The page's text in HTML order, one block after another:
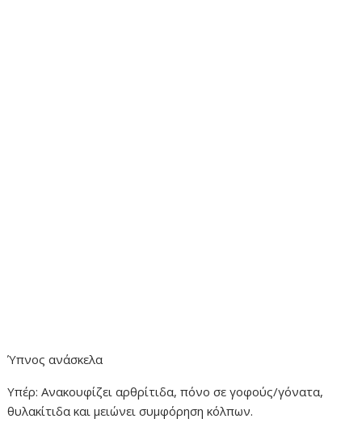
Ύπνος ανάσκελα
Υπέρ: Ανακουφίζει αρθρίτιδα, πόνο σε γοφούς/γόνατα,
θυλακίτιδα και μειώνει συμφόρηση κόλπων.